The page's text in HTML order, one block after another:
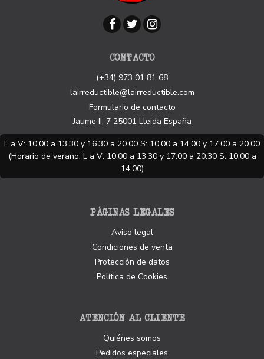
CONTACTO
(+34) 973 01 81 68
lairreductible@lairreductible.com
Formulario de contacto
Jaume II, 7 25001 Lleida España
L a V: 10.00 a 13.30 y 16.30 a 20.00 S: 10.00 a 14.00 y 17.00 a 20.00
(Horario de verano: L a V: 10.00 a 13.30 y 17.00 a 20.30 S: 10.00 a
14.00)
PÁGINAS LEGALES
Aviso legal
Condiciones de venta
Protección de datos
Política de Cookies
ATENCIÓN AL CLIENTE
Quiénes somos
Pedidos especiales